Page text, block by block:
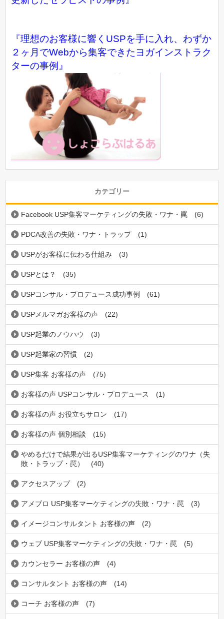
『理想のお客様に響くUSPを手に入れ、わずか
２ヶ月でWebから集客できたヨガインストラク
ターの事例』
カテゴリー
Facebook USP集客マーケティングの失敗・ワナ・罠 (6)
PDCA改善の失敗・ワナ・トラップ (1)
USPがお客様に伝わる仕組み (3)
USPとは？ (35)
USPコンサル・プロデュース成功事例 (61)
USPメルマガお客様の声 (22)
USP起業のノウハウ (3)
USP起業家の習慣 (2)
USP集客 お客様の声 (75)
お客様の声 USPコンサル・プロデュース (1)
お客様の声 お役立ちサロン (17)
お客様の声 個別相談 (15)
やめるだけで結果が出るUSP集客マーケティングのワナ（失
敗・トラップ・罠）
(40)
アクセスアップ (2)
アメブロ USP集客マーケティングの失敗・ワナ・罠 (3)
イメージコンサルタント お客様の声 (2)
ウェブ USP集客マーケティングの失敗・ワナ・罠 (5)
カウンセラー お客様の声 (4)
コンサルタント お客様の声 (14)
コーチ お客様の声 (7)